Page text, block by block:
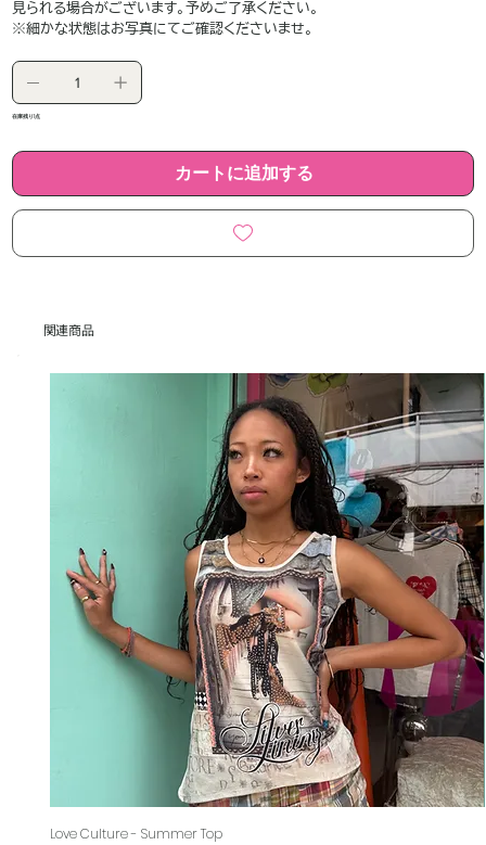
見られる場合がございます。予めご了承ください。
※細かな状態はお写真にてご確認くださいませ。
在庫残り1点
カートに追加する
関連商品
Love Culture - Summer Top